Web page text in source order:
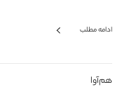
ادامه مطلب
هم‌آوا